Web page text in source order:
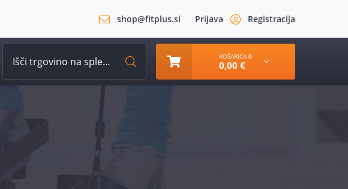
shop@fitplus.si Prijava Registracija
KOŠARICA 0
0,00 €